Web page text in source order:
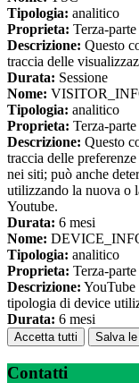
Tipologia: analitico
Proprieta: Terza-parte
Descrizione: Questo
traccia delle
Durata: Sessione
Nome:
Tipologia: analitico
Proprieta: Terza-parte
Descrizione: Questo
traccia delle
nei siti; può anche
utilizzando la nuova o
Youtube.
Durata: 6 mesi
Nome:
Tipologia: analitico
Proprieta: Terza-parte
Descrizione: YouTube
tipologia di device
Durata: 6 mesi
Accetta tutti Salva
Contatti